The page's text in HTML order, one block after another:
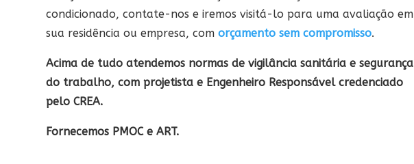
condicionado, contate-nos e iremos visitá-lo para uma avaliação em
sua residência ou empresa, comorçamento sem compromisso.
Acima de tudo atendemos normas de vigilância sanitária e segurança
do trabalho, com projetista e Engenheiro Responsável credenciado
pelo CREA.
Fornecemos PMOC e ART.